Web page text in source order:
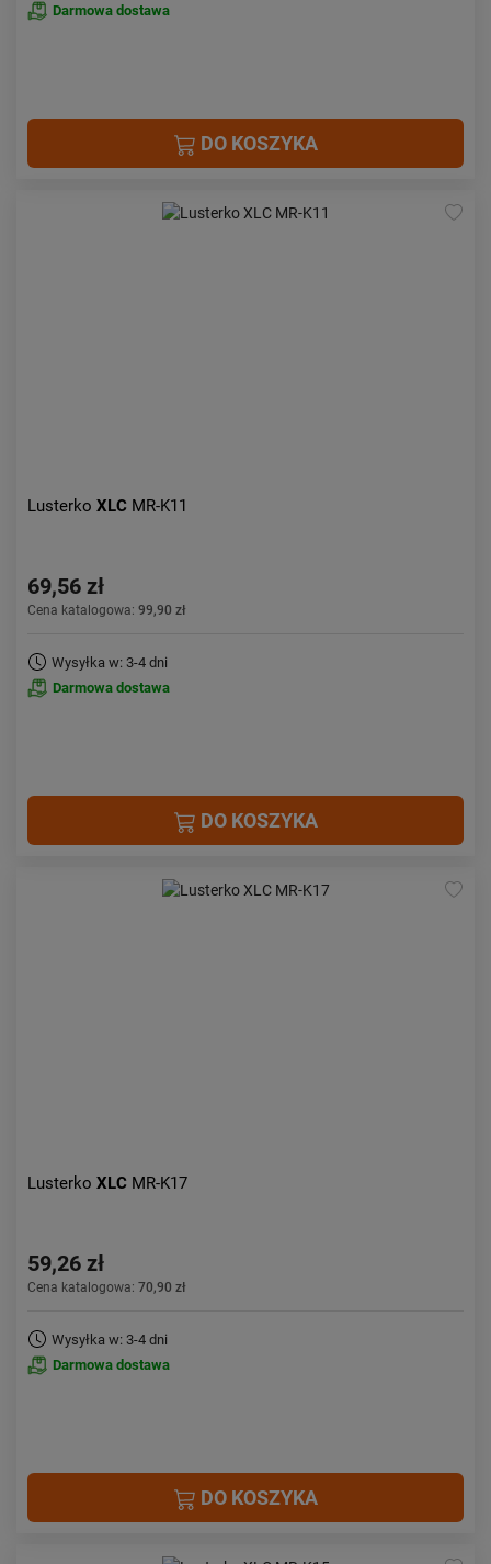
Darmowa dostawa
DO KOSZYKA
Lusterko XLC MR-K11
69,56 zł
Cena katalogowa: 99,90 zł
Wysyłka w: 3-4 dni
Darmowa dostawa
DO KOSZYKA
Lusterko XLC MR-K17
59,26 zł
Cena katalogowa: 70,90 zł
Wysyłka w: 3-4 dni
Darmowa dostawa
DO KOSZYKA